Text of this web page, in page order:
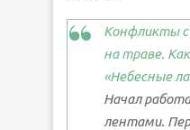
Конфликты с
на траве.
«Небесные
Начал
лентами.